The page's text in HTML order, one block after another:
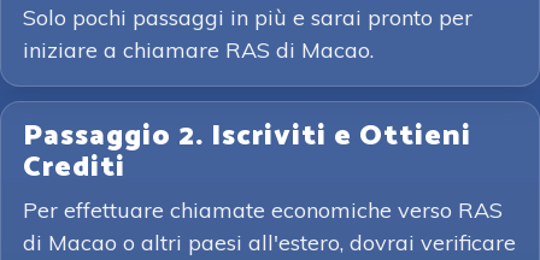
Solo pochi passaggi in più e sarai pronto per
iniziare a chiamare RAS di Macao.
Passaggio 2. Iscriviti e Ottieni
Crediti
Per effettuare chiamate economiche verso RAS
di Macao o altri paesi all'estero, dovrai verificare